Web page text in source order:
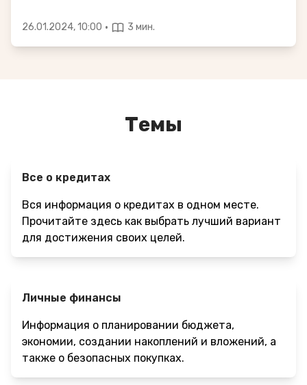
26.01.2024, 10:00 · 3 мин.
Темы
Все о кредитах
Вся информация о кредитах в одном месте.
Прочитайте здесь как выбрать лучший вариант
для достижения своих целей.
Личные финансы
Информация о планировании бюджета,
экономии, создании накоплений и вложений, а
также о безопасных покупках.